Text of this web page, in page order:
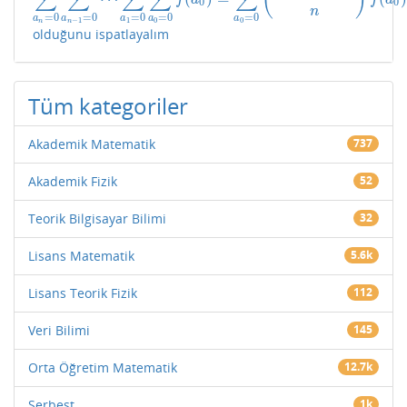
an =0 an− 1 =0 a 1 =0 a0=0 a0=0
n
olduğunu ispatlayalım
Tüm kategoriler
Akademik Matematik 737
Akademik Fizik 52
Teorik Bilgisayar Bilimi 32
Lisans Matematik 5.6k
Lisans Teorik Fizik 112
Veri Bilimi 145
Orta Öğretim Matematik 12.7k
1k